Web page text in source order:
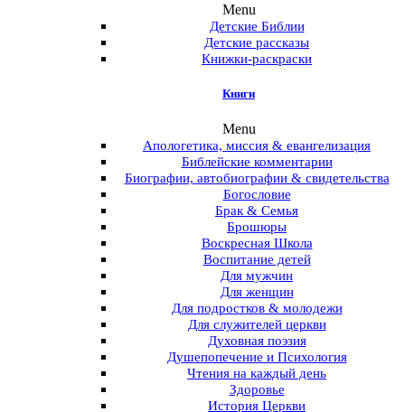
Menu
Детские Библии
Детские рассказы
Книжки-раскраски
Книги
Menu
Апологетика, миссия & евангелизация
Библейские комментарии
Биографии, автобиографии & свидетельства
Богословие
Брак & Семья
Брошюры
Воскресная Школа
Воспитание детей
Для мужчин
Для женщин
Для подростков & молодежи
Для служителей церкви
Духовная поэзия
Душепопечение и Психология
Чтения на каждый день
Здоровье
История Церкви